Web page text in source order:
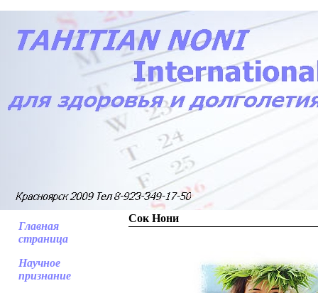
Главная
страница
Научное
признание
Сок Нони